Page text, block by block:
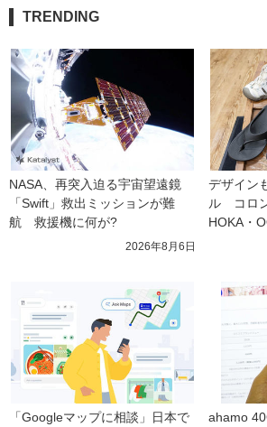
TRENDING
NASA、再突入迫る宇宙望遠鏡
「Swift」救出ミッションが難
航　救援機に何が?
2026年8月6日
デザイン
ル　コロ
HOKA・
「Googleマップに相談」日本で
ahamo